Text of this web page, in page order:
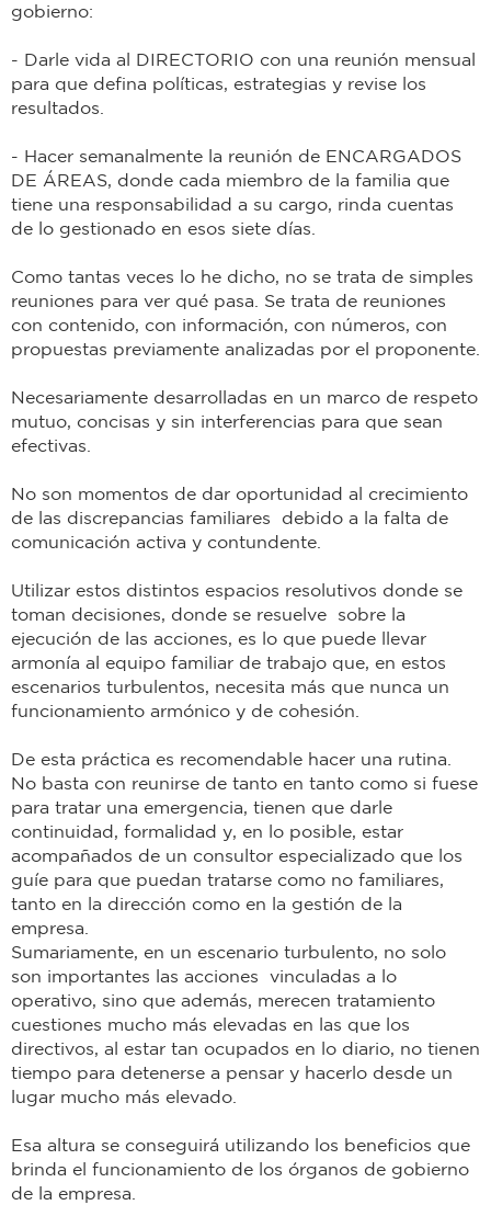
gobierno:
- Darle vida al DIRECTORIO con una reunión mensual
para que defina políticas, estrategias y revise los
resultados.
- Hacer semanalmente la reunión de ENCARGADOS
DE ÁREAS, donde cada miembro de la familia que
tiene una responsabilidad a su cargo, rinda cuentas
de lo gestionado en esos siete días.
Como tantas veces lo he dicho, no se trata de simples
reuniones para ver qué pasa. Se trata de reuniones
con contenido, con información, con números, con
propuestas previamente analizadas por el proponente.
Necesariamente desarrolladas en un marco de respeto
mutuo, concisas y sin interferencias para que sean
efectivas.
No son momentos de dar oportunidad al crecimiento
de las discrepancias familiares debido a la falta de
comunicación activa y contundente.
Utilizar estos distintos espacios resolutivos donde se
toman decisiones, donde se resuelve sobre la
ejecución de las acciones, es lo que puede llevar
armonía al equipo familiar de trabajo que, en estos
escenarios turbulentos, necesita más que nunca un
funcionamiento armónico y de cohesión.
De esta práctica es recomendable hacer una rutina.
No basta con reunirse de tanto en tanto como si fuese
para tratar una emergencia, tienen que darle
continuidad, formalidad y, en lo posible, estar
acompañados de un consultor especializado que los
guíe para que puedan tratarse como no familiares,
tanto en la dirección como en la gestión de la
empresa.
Sumariamente, en un escenario turbulento, no solo
son importantes las acciones vinculadas a lo
operativo, sino que además, merecen tratamiento
cuestiones mucho más elevadas en las que los
directivos, al estar tan ocupados en lo diario, no tienen
tiempo para detenerse a pensar y hacerlo desde un
lugar mucho más elevado.
Esa altura se conseguirá utilizando los beneficios que
brinda el funcionamiento de los órganos de gobierno
de la empresa.